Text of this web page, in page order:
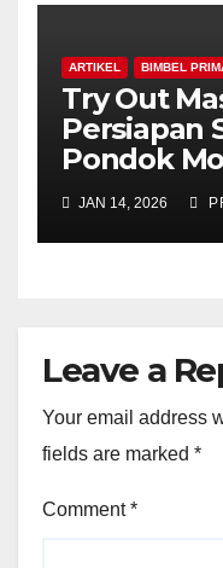
ARTIKEL BIMBEL
Try Out
Persiapan
Pondok
JAN 14, 2026
Leave a
Your email address
fields are marked *
Comment*